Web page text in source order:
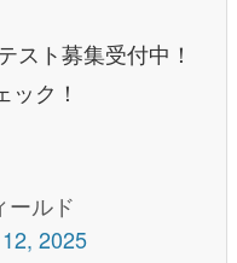
スト募集受付中！
ク！
ルド
2025